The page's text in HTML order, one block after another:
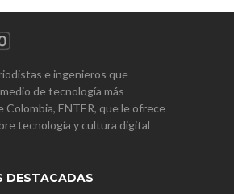
e ingenieros que
de tecnología más
ENTER, que le ofrece
tecnología y cultura digital
DESTACADAS